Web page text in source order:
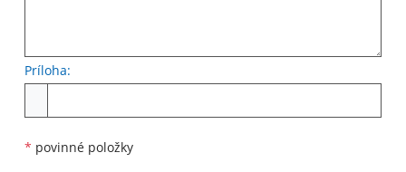
Príloha:
* povinné položky